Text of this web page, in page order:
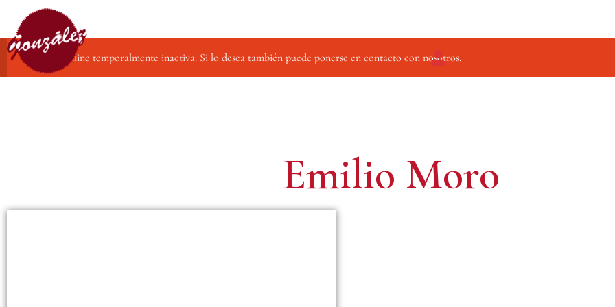
Compra online temporalmente inactiva. Si lo desea también puede ponerse en contacto con nosotros.
Emilio Moro